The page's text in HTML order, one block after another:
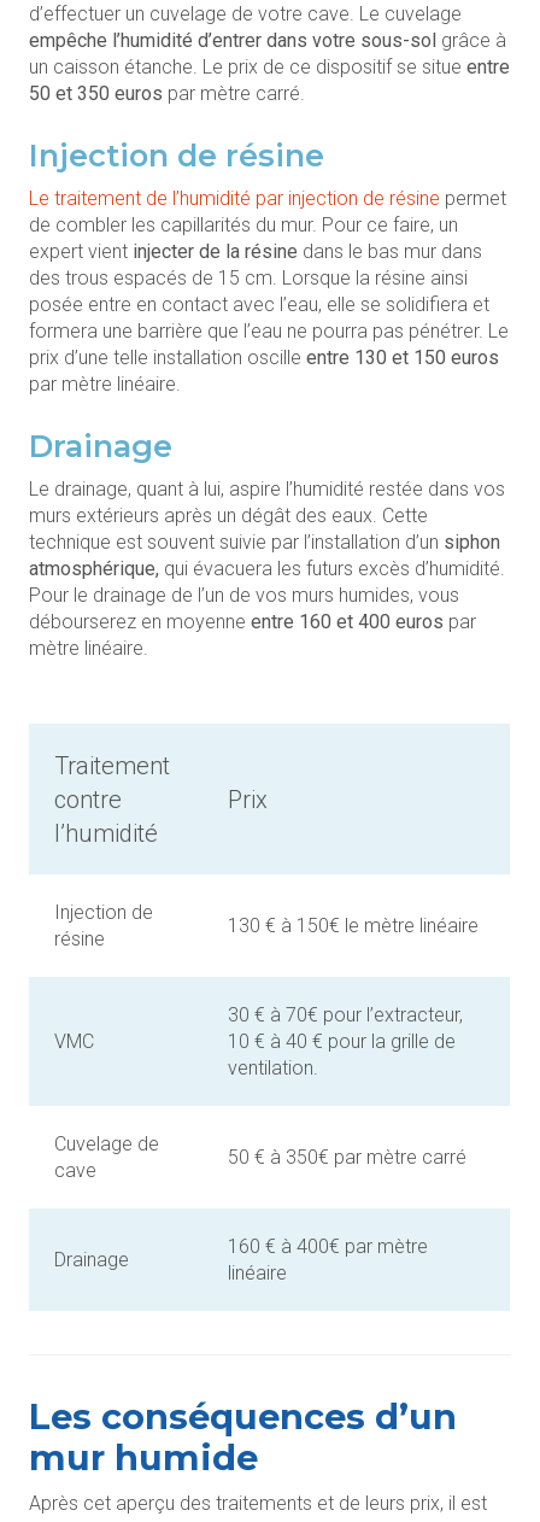
d’effectuer un cuvelage de votre cave. Le cuvelage
empêche l’humidité d’entrer dans votre sous-sol grâce à
un caisson étanche. Le prix de ce dispositif se situe entre
50 et 350 euros par mètre carré.
Injection de résine
Le traitement de l’humidité par injection de résine permet
de combler les capillarités du mur. Pour ce faire, un
expert vient injecter de la résine dans le bas mur dans
des trous espacés de 15 cm. Lorsque la résine ainsi
posée entre en contact avec l’eau, elle se solidifiera et
formera une barrière que l’eau ne pourra pas pénétrer. Le
prix d’une telle installation oscille entre 130 et 150 euros
par mètre linéaire.
Drainage
Le drainage, quant à lui, aspire l’humidité restée dans vos
murs extérieurs après un dégât des eaux. Cette
technique est souvent suivie par l’installation d’un siphon
atmosphérique, qui évacuera les futurs excès d’humidité.
Pour le drainage de l’un de vos murs humides, vous
débourserez en moyenne entre 160 et 400 euros par
mètre linéaire.
Traitement
contre
l’humidité
Prix
Injection de
résine
130 € à 150€ le mètre linéaire
VMC
30 € à 70€ pour l’extracteur,
10 € à 40 € pour la grille de
ventilation.
Cuvelage de
cave
50 € à 350€ par mètre carré
Drainage
160 € à 400€ par mètre
linéaire
Les conséquences d’un
mur humide
Après cet aperçu des traitements et de leurs prix, il est